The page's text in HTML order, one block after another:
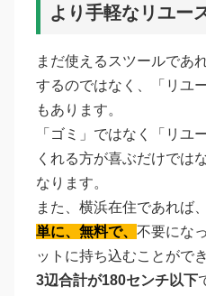
より手軽なリユー
まだ使えるスツールであ
するのではなく、「リユ
もあります。
「ゴミ」ではなく「リユ
くれる方が喜ぶだけでは
なります。
また、横浜在住であれば、
単に、無料で、 不要にな
ットに持ち込むことがで
3辺合計が180センチ以下